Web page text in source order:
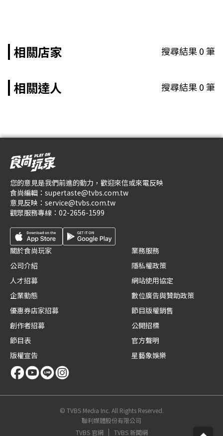
相關店家 搜尋結果0筆
相關達人 搜尋結果0筆
您的意見是我們前進的動力，歡迎來信或來電反映
食尚編輯： supertaste@tvbs.com.tw
意見反映： service@tvbs.com.tw
觀眾服務專線： 02-2656-1599
關於食尚玩家
公司介紹
人才招募
企業動態
優惠券店家招募
創作者招募
節目表
版權宣告
業務服務
隱私權政策
網站使用協定
數位廣告與贊助政策
節目版權銷售
公開招標
官方聲明
星藝象娛樂
© TVBS Media Inc. All Rights Reserved.
聯利媒體股份有限公司
TVBS 官網
TVBS 新聞網